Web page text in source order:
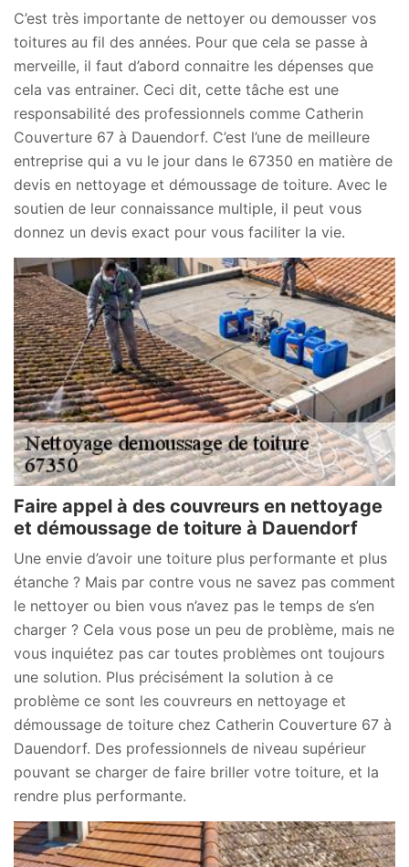
C’est très importante de nettoyer ou demousser vos
toitures au fil des années. Pour que cela se passe à
merveille, il faut d’abord connaitre les dépenses que
cela vas entrainer. Ceci dit, cette tâche est une
responsabilité des professionnels comme Catherin
Couverture 67 à Dauendorf. C’est l’une de meilleure
entreprise qui a vu le jour dans le 67350 en matière de
devis en nettoyage et démoussage de toiture. Avec le
soutien de leur connaissance multiple, il peut vous
donnez un devis exact pour vous faciliter la vie.
Faire appel à des couvreurs en nettoyage
et démoussage de toiture à Dauendorf
Une envie d’avoir une toiture plus performante et plus
étanche ? Mais par contre vous ne savez pas comment
le nettoyer ou bien vous n’avez pas le temps de s’en
charger ? Cela vous pose un peu de problème, mais ne
vous inquiétez pas car toutes problèmes ont toujours
une solution. Plus précisément la solution à ce
problème ce sont les couvreurs en nettoyage et
démoussage de toiture chez Catherin Couverture 67 à
Dauendorf. Des professionnels de niveau supérieur
pouvant se charger de faire briller votre toiture, et la
rendre plus performante.